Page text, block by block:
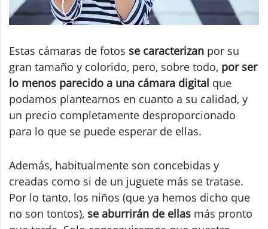
Estas cámaras de fotos se caracterizan por su
gran tamaño y colorido, pero, sobre todo, por ser
lo menos parecido a una cámara digital que
podamos plantearnos en cuanto a su calidad, y
un precio completamente desproporcionado
para lo que se puede esperar de ellas.
Además, habitualmente son concebidas y
creadas como si de un juguete más se tratase.
Por lo tanto, los niños (que ya hemos dicho que
no son tontos), se aburrirán de ellas más pronto